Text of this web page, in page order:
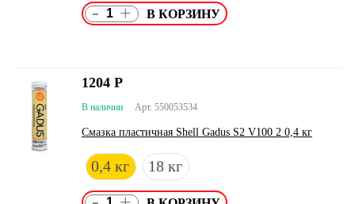
- +
Арт. 550053534
В наличии
Смазка пластичная Shell Gadus S2 V100 2 0,4 кг
0,4 кг 18 кг
1204 Р